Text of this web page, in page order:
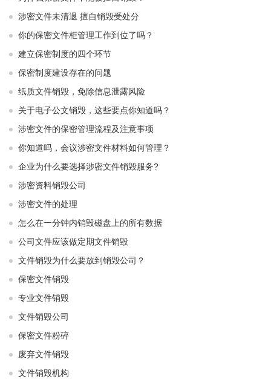
涉密文件未清退 擅自销毁受处分
你的保密文件柜管理工作到位了吗？
建立保密制度的四个环节
保密制度建设存在的问题
纸质文件销毁，免除信息泄露风险
关于电子公文销毁，这些要点你知道吗？
涉密文件的保密管理流程及注意事项
你知道吗，会议涉密文件材料如何管理？
企业为什么要选择涉密文件销毁服务?
涉密资料销毁公司
涉密文件的处理
怎么在一分钟内销毁磁盘上的所有数据
公司文件应该做定期文件销毁
文件销毁为什么要放到销毁公司？
保密文件销毁
专业文件销毁
文件销毁公司
保密文件粉碎
废弃文件销毁
文件销毁机构